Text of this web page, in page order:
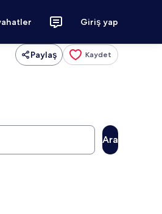
Giriş yap
Paylaş Kaydet
Ara